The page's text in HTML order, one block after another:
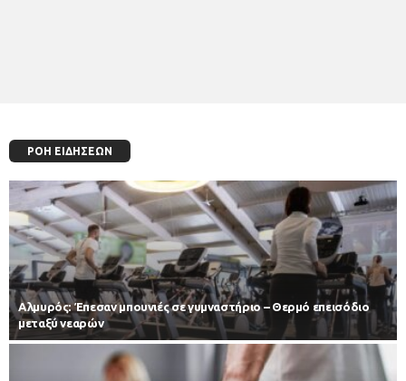
ΡΟΗ ΕΙΔΗΣΕΩΝ
Αλμυρός: Έπεσαν μπουνιές σε γυμναστήριο – Θερμό επεισόδιο
μεταξύ νεαρών